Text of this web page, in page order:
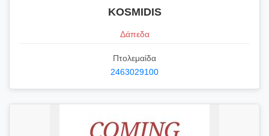
KOSMIDIS
Δάπεδα
Πτολεμαίδα
2463029100